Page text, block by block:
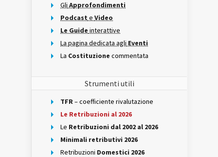
Gli Approfondimenti
Podcast e Video
Le Guide interattive
La pagina dedicata agli Eventi
La Costituzione commentata
Strumenti utili
TFR– coefficiente rivalutazione
Le Retribuzioni al 2026
Le Retribuzioni dal 2002 al 2026
Minimali retributivi 2026
Retribuzioni Domestici 2026